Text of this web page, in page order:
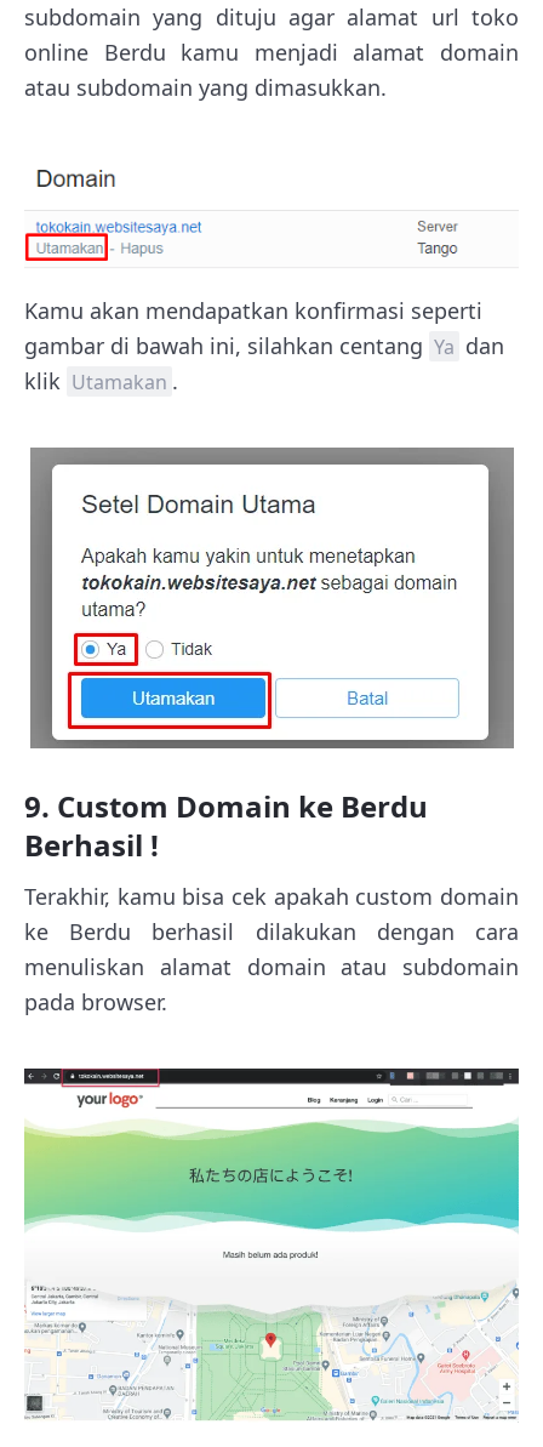
subdomain yang dituju agar alamat url toko
online Berdu kamu menjadi alamat domain
atau subdomain yang dimasukkan.
Kamu akan mendapatkan konfirmasi seperti
gambar di bawah ini, silahkan centang Ya dan
klik Utamakan .
9. Custom Domain ke Berdu
Berhasil !
Terakhir, kamu bisa cek apakah custom domain
ke Berdu berhasil dilakukan dengan cara
menuliskan alamat domain atau subdomain
pada browser.